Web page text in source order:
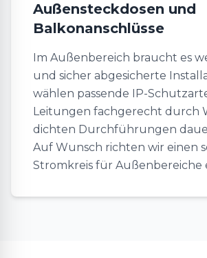
Außensteckdosen und
Balkonanschlüsse
Im Außenbereich braucht es
und sicher abgesicherte
wählen passende IP-
Leitungen fachgerecht durch
dichten Durchführungen
Auf Wunsch richten wir einen
Stromkreis für Außenbereiche